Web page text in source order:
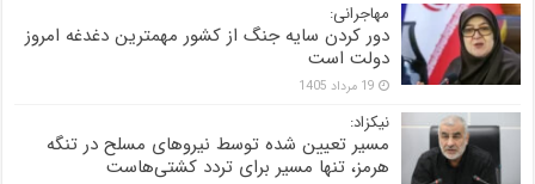
مهاجرانی:
دور کردن سایه جنگ از کشور مهمترین دغدغه امروز
دولت است
19 مرداد 1405
نیکزاد:
مسیر تعیین شده توسط نیروهای مسلح در تنگه
هرمز، تنها مسیر برای تردد کشتی‌هاست